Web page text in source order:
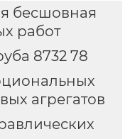
бесшовная
работ
8732 78
агрегатов